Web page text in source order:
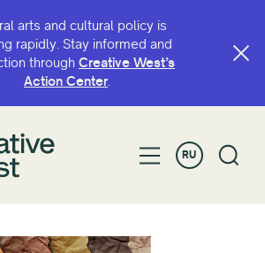
arts and cultural policy is
rapidly. Stay informed and
through Creative West’s
Action Center.
RU